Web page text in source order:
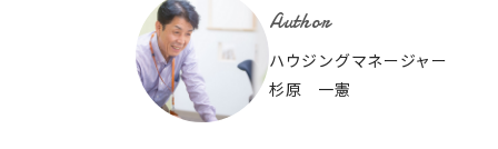
Author
ハウジングマネージャー
杉原 一憲